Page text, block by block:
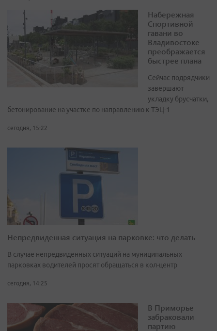
Набережная
Спортивной
гавани во
Владивостоке
преображается
быстрее плана
Сейчас подрядчики
завершают
укладку брусчатки,
бетонирование на участке по направлению к ТЭЦ-1
сегодня, 15:22
Непредвиденная ситуация на парковке: что делать
В случае непредвиденных ситуаций на муниципальных
парковках водителей просят обращаться в кол-центр
сегодня, 14:25
В Приморье
забраковали
партию